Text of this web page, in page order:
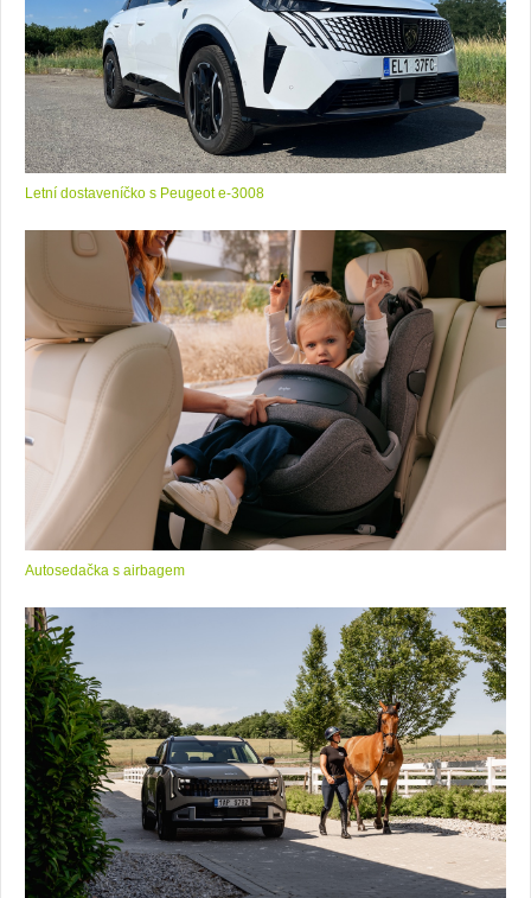
Letní dostaveníčko s Peugeot e-3008
Autosedačka s airbagem